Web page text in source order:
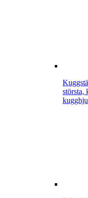
största,